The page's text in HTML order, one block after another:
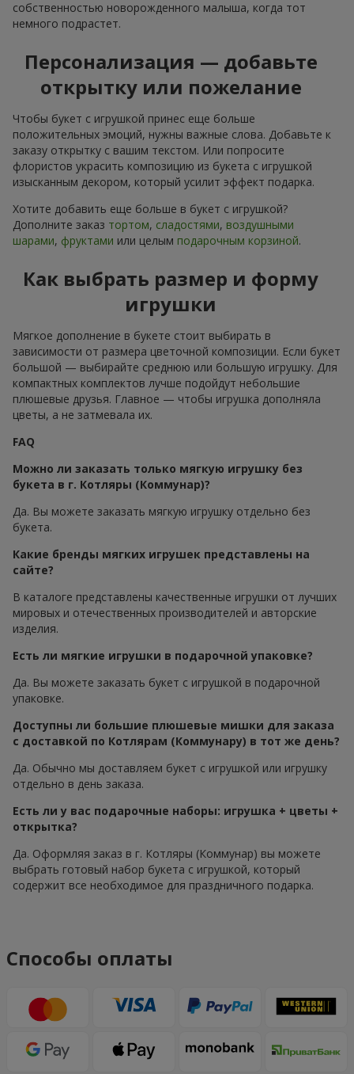
собственностью новорожденного малыша, когда тот
немного подрастет.
Персонализация — добавьте
открытку или пожелание
Чтобы букет с игрушкой принес еще больше
положительных эмоций, нужны важные слова. Добавьте к
заказу открытку с вашим текстом. Или попросите
флористов украсить композицию из букета с игрушкой
изысканным декором, который усилит эффект подарка.
Хотите добавить еще больше в букет с игрушкой?
Дополните заказ тортом, сладостями, воздушными
шарами, фруктами или целым подарочным корзиной.
Как выбрать размер и форму
игрушки
Мягкое дополнение в букете стоит выбирать в
зависимости от размера цветочной композиции. Если букет
большой — выбирайте среднюю или большую игрушку. Для
компактных комплектов лучше подойдут небольшие
плюшевые друзья. Главное — чтобы игрушка дополняла
цветы, а не затмевала их.
FAQ
Можно ли заказать только мягкую игрушку без
букета в г. Котляры (Коммунар)?
Да. Вы можете заказать мягкую игрушку отдельно без
букета.
Какие бренды мягких игрушек представлены на
сайте?
В каталоге представлены качественные игрушки от лучших
мировых и отечественных производителей и авторские
изделия.
Есть ли мягкие игрушки в подарочной упаковке?
Да. Вы можете заказать букет с игрушкой в подарочной
упаковке.
Доступны ли большие плюшевые мишки для заказа
с доставкой по Котлярам (Коммунару) в тот же день?
Да. Обычно мы доставляем букет с игрушкой или игрушку
отдельно в день заказа.
Есть ли у вас подарочные наборы: игрушка + цветы +
открытка?
Да. Оформляя заказ в г. Котляры (Коммунар) вы можете
выбрать готовый набор букета с игрушкой, который
содержит все необходимое для праздничного подарка.
Способы оплаты